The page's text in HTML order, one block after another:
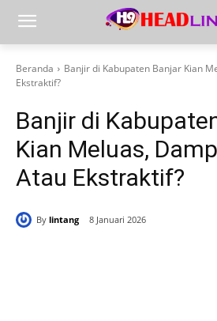
Beranda
Banjir di Kabupaten Banjar Kian
Ekstraktif?
Banjir di
Kian Meluas,
Atau Ekstraktif?
By lintang 8 Januari 2026